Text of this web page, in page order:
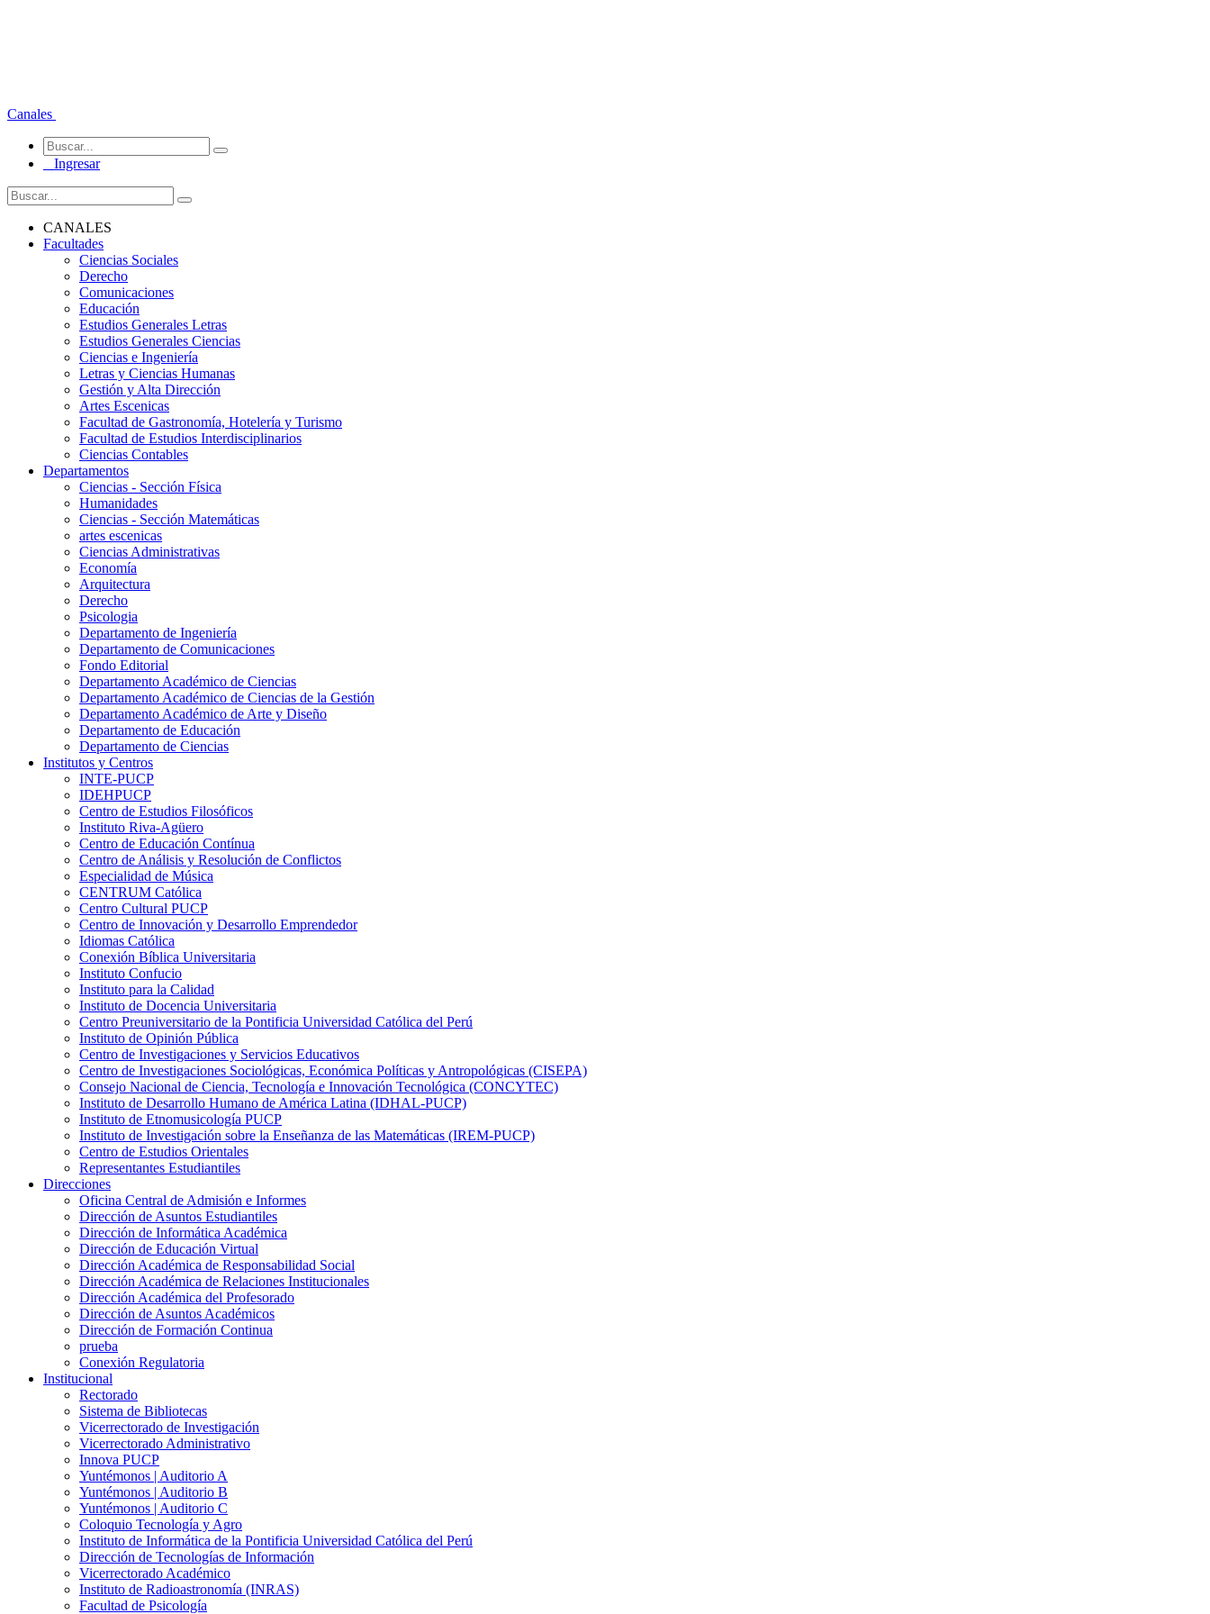
Canales
Ingresar
CANALES
Facultades
Ciencias Sociales
Derecho
Comunicaciones
Educación
Estudios Generales Letras
Estudios Generales Ciencias
Ciencias e Ingeniería
Letras y Ciencias Humanas
Gestión y Alta Dirección
Artes Escenicas
Facultad de Gastronomía, Hotelería y Turismo
Facultad de Estudios Interdisciplinarios
Ciencias Contables
Departamentos
Ciencias - Sección Física
Humanidades
Ciencias - Sección Matemáticas
artes escenicas
Ciencias Administrativas
Economía
Arquitectura
Derecho
Psicologia
Departamento de Ingeniería
Departamento de Comunicaciones
Fondo Editorial
Departamento Académico de Ciencias
Departamento Académico de Ciencias de la Gestión
Departamento Académico de Arte y Diseño
Departamento de Educación
Departamento de Ciencias
Institutos y Centros
INTE-PUCP
IDEHPUCP
Centro de Estudios Filosóficos
Instituto Riva-Agüero
Centro de Educación Contínua
Centro de Análisis y Resolución de Conflictos
Especialidad de Música
CENTRUM Católica
Centro Cultural PUCP
Centro de Innovación y Desarrollo Emprendedor
Idiomas Católica
Conexión Bíblica Universitaria
Instituto Confucio
Instituto para la Calidad
Instituto de Docencia Universitaria
Centro Preuniversitario de la Pontificia Universidad Católica del Perú
Instituto de Opinión Pública
Centro de Investigaciones y Servicios Educativos
Centro de Investigaciones Sociológicas, Económica Políticas y Antropológicas (CISEPA)
Consejo Nacional de Ciencia, Tecnología e Innovación Tecnológica (CONCYTEC)
Instituto de Desarrollo Humano de América Latina (IDHAL-PUCP)
Instituto de Etnomusicología PUCP
Instituto de Investigación sobre la Enseñanza de las Matemáticas (IREM-PUCP)
Centro de Estudios Orientales
Representantes Estudiantiles
Direcciones
Oficina Central de Admisión e Informes
Dirección de Asuntos Estudiantiles
Dirección de Informática Académica
Dirección de Educación Virtual
Dirección Académica de Responsabilidad Social
Dirección Académica de Relaciones Institucionales
Dirección Académica del Profesorado
Dirección de Asuntos Académicos
Dirección de Formación Continua
prueba
Conexión Regulatoria
Institucional
Rectorado
Sistema de Bibliotecas
Vicerrectorado de Investigación
Vicerrectorado Administrativo
Innova PUCP
Yuntémonos | Auditorio A
Yuntémonos | Auditorio B
Yuntémonos | Auditorio C
Coloquio Tecnología y Agro
Instituto de Informática de la Pontificia Universidad Católica del Perú
Dirección de Tecnologías de Información
Vicerrectorado Académico
Instituto de Radioastronomía (INRAS)
Facultad de Psicología